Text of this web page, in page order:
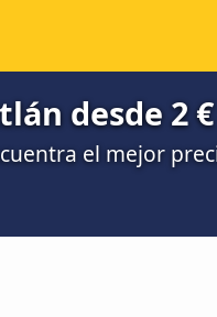
desde 2 €
el mejor